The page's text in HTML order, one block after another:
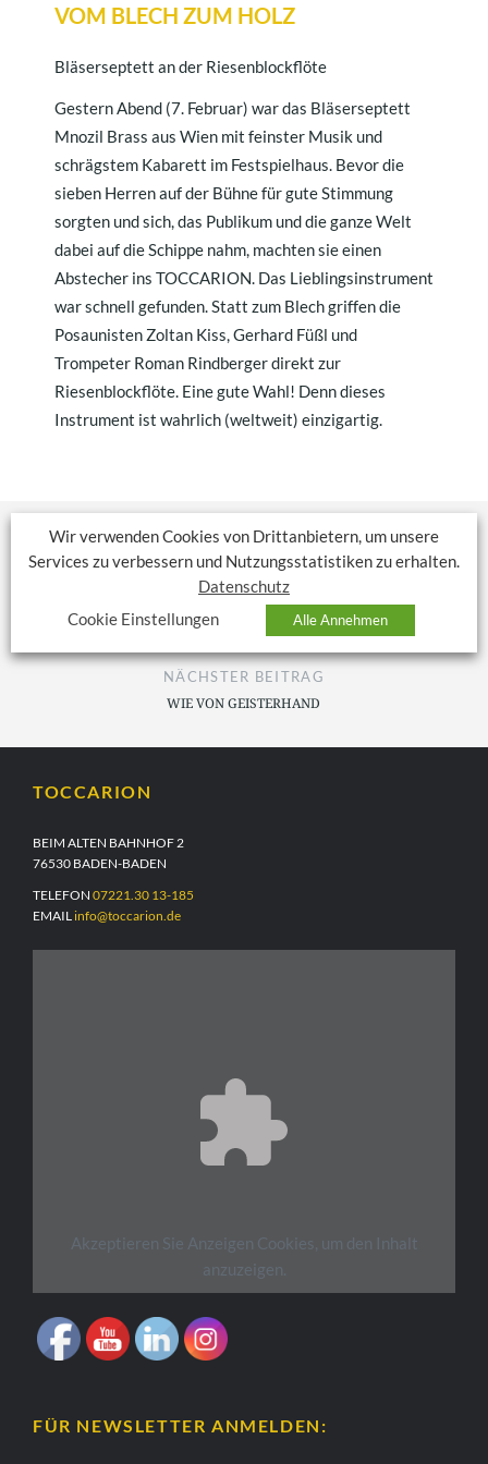
VOM BLECH ZUM HOLZ
Bläserseptett an der Riesenblockflöte
Gestern Abend (7. Februar) war das Bläserseptett
Mnozil Brass aus Wien mit feinster Musik und
schrägstem Kabarett im Festspielhaus. Bevor die
sieben Herren auf der Bühne für gute Stimmung
sorgten und sich, das Publikum und die ganze Welt
dabei auf die Schippe nahm, machten sie einen
Abstecher ins TOCCARION. Das Lieblingsinstrument
war schnell gefunden. Statt zum Blech griffen die
Posaunisten Zoltan Kiss, Gerhard Füßl und
Trompeter Roman Rindberger direkt zur
Riesenblockflöte. Eine gute Wahl! Denn dieses
Instrument ist wahrlich (weltweit) einzigartig.
VORHERIGER BEITRAG
GANZ SCHÖN ELASTISCH
NÄCHSTER BEITRAG
WIE VON GEISTERHAND
TOCCARION
BEIM ALTEN BAHNHOF 2
76530 BADEN-BADEN
TELEFON 07221.30 13-185
EMAIL info@toccarion.de
Akzeptieren Sie Anzeigen Cookies, um den Inhalt
anzuzeigen.
FÜR NEWSLETTER ANMELDEN:
Wir verwenden Cookies von Drittanbietern, um unsere
Services zu verbessern und Nutzungsstatistiken zu erhalten.
Datenschutz
Cookie Einstellungen
Alle Annehmen